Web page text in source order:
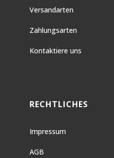
Versandarten
Zahlungsarten
Kontaktiere uns
RECHTLICHES
Impressum
AGB